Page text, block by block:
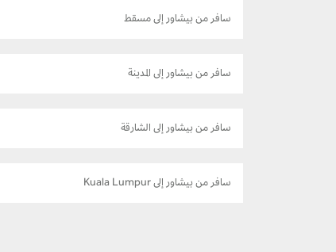
سافر من بيشاور إلى مسقط
سافر من بيشاور إلى المدينة
سافر من بيشاور إلى الشارقة
سافر من بيشاور إلى Kuala Lumpur